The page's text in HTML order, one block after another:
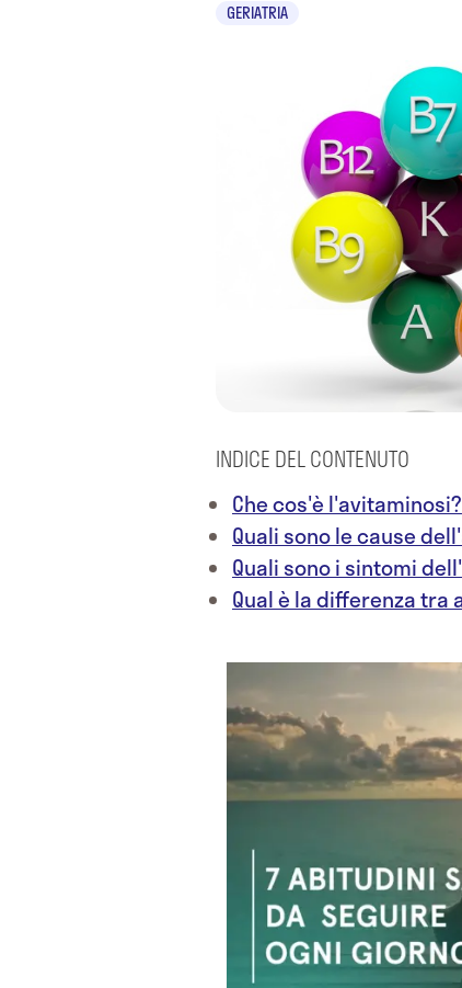
GERIATRIA
INDICE DEL CONTENUTO
Che cos'è l'avitaminosi?
Quali sono le cause
Quali sono i sintomi
Qual è la differenza